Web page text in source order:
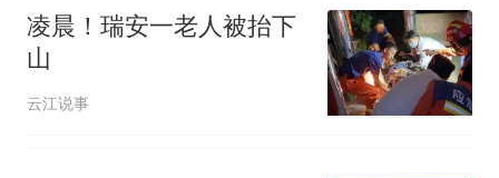
凌晨！瑞安一老人被抬下
山
云江说事